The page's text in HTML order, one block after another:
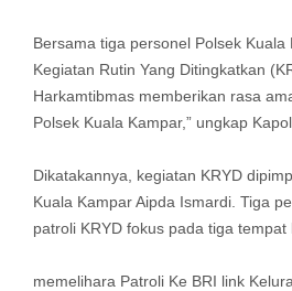
Bersama tiga personel Polsek
Kegiatan Rutin Yang Ditingkatkan
Harkamtibmas memberikan rasa
Polsek Kuala Kampar,” ungkap
Dikatakannya, kegiatan KRYD
Kuala Kampar Aipda Ismardi. Tiga
patroli KRYD fokus pada tiga
memelihara Patroli Ke BRI link